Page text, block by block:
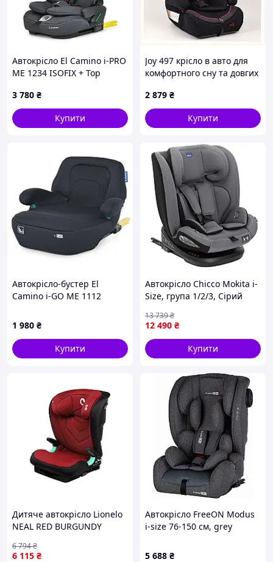
Автокрісло El Camino i-PRO
ME 1234 ISOFIX + Top
3 780 ₴
Купити
Joy 497 крісло в авто для
комфортного сну та довгих
2 879 ₴
Купити
Автокрісло-бустер El
Camino i-GO ME 1112
1 980 ₴
Купити
Автокрісло Chicco Mokita i-
Size, група 1/2/3, Сірий
12 490 ₴
13 739₴
Купити
Дитяче автокрісло Lionelo
NEAL RED BURGUNDY
6 115 ₴
6 794₴
Автокрісло FreeON Modus
i-size 76-150 см, grey
5 688 ₴